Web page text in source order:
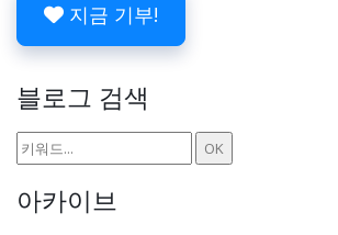
지금 기부!
블로그 검색
아카이브